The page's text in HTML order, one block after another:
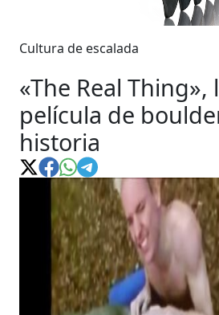
Cultura de escalada
«The Real
película de
historia